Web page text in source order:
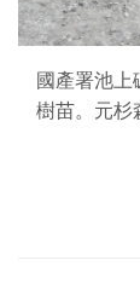
國產署池
樹苗。元杉